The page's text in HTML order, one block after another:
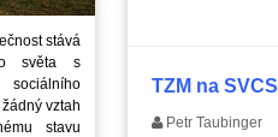
TZM na SVCS
Petr Taubinger
stává
světa s
vztah
stavu